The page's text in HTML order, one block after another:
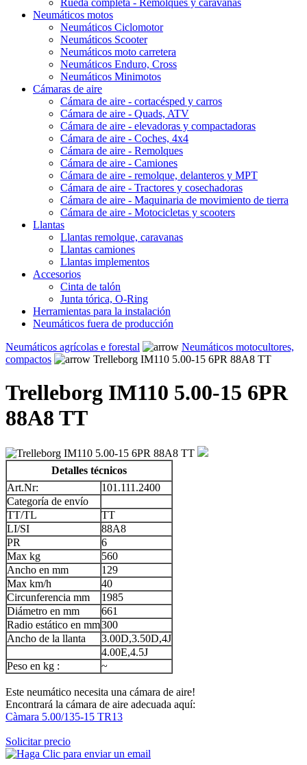
Rueda completa - Remolques y caravanas
Neumáticos motos
Neumáticos Ciclomotor
Neumáticos Scooter
Neumáticos moto carretera
Neumáticos Enduro, Cross
Neumáticos Minimotos
Cámaras de aire
Cámara de aire - cortacésped y carros
Cámara de aire - Quads, ATV
Cámara de aire - elevadoras y compactadoras
Cámara de aire - Coches, 4x4
Cámara de aire - Remolques
Cámara de aire - Camiones
Cámara de aire - remolque, delanteros y MPT
Cámara de aire - Tractores y cosechadoras
Cámara de aire - Maquinaria de movimiento de tierra
Cámara de aire - Motocicletas y scooters
Llantas
Llantas remolque, caravanas
Llantas camiones
Llantas implementos
Accesorios
Cinta de talón
Junta tórica, O-Ring
Herramientas para la instalación
Neumáticos fuera de producción
Neumáticos agrícolas e forestal
Neumáticos motocultores,
compactos
Trelleborg IM110 5.00-15 6PR 88A8 TT
Trelleborg IM110 5.00-15 6PR
88A8 TT
Detalles técnicos
Art.Nr:
101.111.2400
Categoría de envío
TT/TL
TT
LI/SI
88A8
PR
6
Max kg
560
Ancho en mm
129
Max km/h
40
Circunferencia mm
1985
Diámetro en mm
661
Radio estático en mm300
Ancho de la llanta
3.00D,3.50D,4J
4.00E,4.5J
Peso en kg :
~
Este neumático necesita una cámara de aire!
Encontrará la cámara de aire adecuada aquí:
Càmara 5.00/135-15 TR13
Solicitar precio